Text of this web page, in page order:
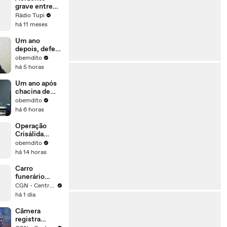
grave entre
carreta e
caminhão
morto em São
Gonçalo
Rádio Tupi
há 11 meses
Um ano
depois, defesa
dos
Buscariollo
desconhecer
paradeiro dos
investigados
obemdito
há 5 horas
Um ano após
chacina de
Icaraíma,
delegado diz
investigação
continua
como
prioridade
obemdito
há 6 horas
Operação
Crisálida
bloqueia R$
700 mil de
por tráfico de
drogas em
Umuarama
obemdito
há 14 horas
Carro
funerário
circula com
tampa traseira
Contorno
Oeste; veja o
CGN - Central Gazeta de Notícias
há 1 dia
Câmera
registra